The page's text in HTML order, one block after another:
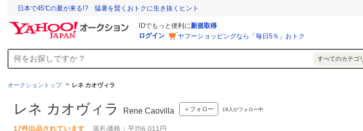
日本で45℃の夏が来る!? 猛暑を賢くおトクに生き抜くヒント
IDでもっと便利に新規取得
ログイン
ヤフーショッピングなら「毎日5％」おトク
すべてのカテゴ
オークショントップ レネ カオヴィラ
レネ カオヴィラ Rene Caovilla ＋フォロー 18 人がフォロー中
17件出品されています 落札価格：平均6,011円